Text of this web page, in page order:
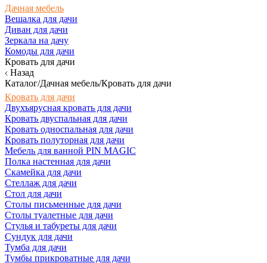
Дачная мебель
Вешалка для дачи
Диван для дачи
Зеркала на дачу
Комоды для дачи
Кровать для дачи
Назад
Каталог/Дачная мебель/Кровать для дачи
Кровать для дачи
Двухъярусная кровать для дачи
Кровать двуспальная для дачи
Кровать односпальная для дачи
Кровать полуторная для дачи
Мебель для ванной PIN MAGIC
Полка настенная для дачи
Скамейка для дачи
Стеллаж для дачи
Стол для дачи
Столы письменные для дачи
Столы туалетные для дачи
Стулья и табуреты для дачи
Сундук для дачи
Тумба для дачи
Тумбы прикроватные для дачи